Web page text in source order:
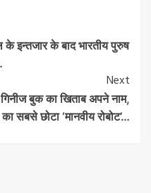
के बाद भारतीय पुरुष
Next
बुक का खिताब अपने नाम,
का सबसे छोटा ‘मानवीय रोबोट’…